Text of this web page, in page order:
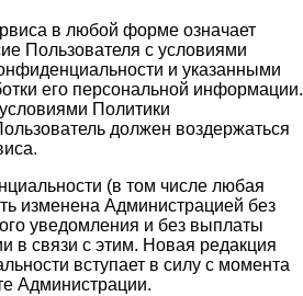
в любой форме означает
Пользователя с условиями
и указанными
его персональной информации.
Политики
должен воздержаться
(в том числе любая
изменена Администрацией без
уведомления и без выплаты
в связи с этим. Новая редакция
вступает в силу с момента
Администрации.